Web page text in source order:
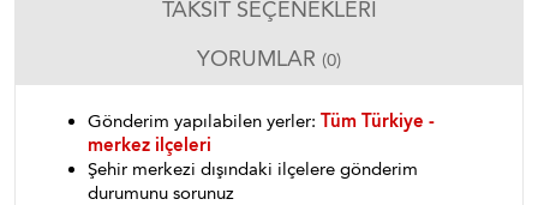
TAKSIT SEÇENEKLERI
YORUMLAR (0)
Gönderim yapılabilen yerler: Tüm Türkiye -
merkez ilçeleri
Şehir merkezi dışındaki ilçelere gönderim
durumunu sorunuz